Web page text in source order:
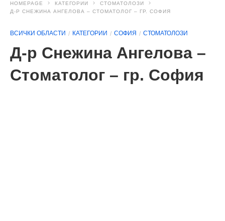
HOMEPAGE КАТЕГОРИИ
СТОМАТОЛОЗИ
Д-Р СНЕЖИНА АНГЕЛОВА – СТОМАТОЛОГ – ГР. СОФИЯ
ВСИЧКИ ОБЛАСТИ КАТЕГОРИИ СОФИЯ СТОМАТОЛОЗИ
Д-р Снежина Ангелова –
Стоматолог – гр. София